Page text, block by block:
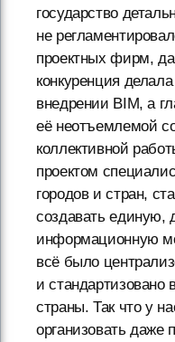
государство
не
проектных фирм,
конкуренция
внедрении BIM, а
её неотъемлемой
коллективной
проектом
городов и стран,
создавать единую,
информационную
всё было
и
страны. Так что у
организовать даже